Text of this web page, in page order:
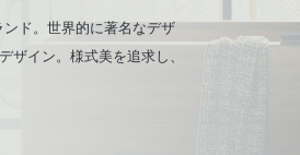
ド。世界的に著名なデザ
ザイン。様式美を追求し、